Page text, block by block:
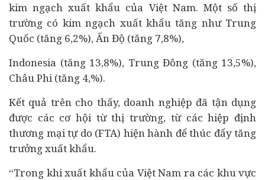
kim ngạch xuất khẩu của Việt Nam. Một số thị
trường có kim ngạch xuất khẩu tăng như Trung
Quốc (tăng 6,2%), Ấn Độ (tăng 7,8%),
Indonesia (tăng 13,8%), Trung Đông (tăng 13,5%),
Châu Phi (tăng 4,%).
Kết quả trên cho thấy, doanh nghiệp đã tận dụng
được các cơ hội từ thị trường, từ các hiệp định
thương mại tự do (FTA) hiện hành để thúc đẩy tăng
trưởng xuất khẩu.
“Trong khi xuất khẩu của Việt Nam ra các khu vực